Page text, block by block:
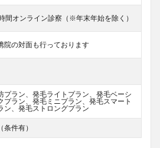
間オンライン診察（※年末年始を除く）
院の対面も行っております
プラン、発毛ライトプラン、発毛ベーシ
プラン、発毛ミニプラン、発毛スマート
ン、発毛ストロングプラン
条件有）